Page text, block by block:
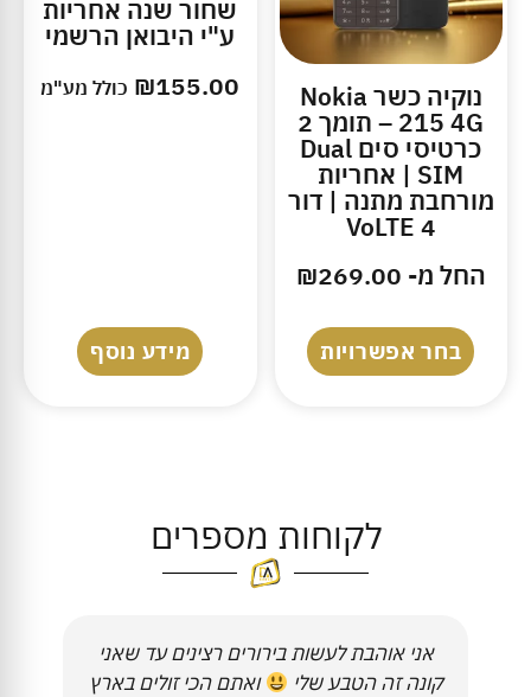
נוקיה כשר Nokia
215 4G – תומך 2
כרטיסי סים Dual
SIM | אחריות
מורחבת מתנה | דור
4 VoLTE
החל מ-
₪269.00
בחר אפשרויות
שחור שנה אחריות
ע"י היבואן הרשמי
₪155.00 כולל מע"מ
מידע נוסף
לקוחות מספרים
אני אוהבת לעשות בירורים רצינים עד שאני
קונה זה הטבע שלי
ואתם הכי זולים בארץ